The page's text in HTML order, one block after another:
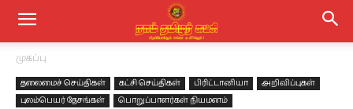
முகப்பு
தலைமைச் செய்திகள் கட்சி செய்திகள் பிரிட்டானியா
அறிவிப்புகள்
புலம்பெயர் தேசங்கள்
பொறுப்பாளர்கள் நியமனம்